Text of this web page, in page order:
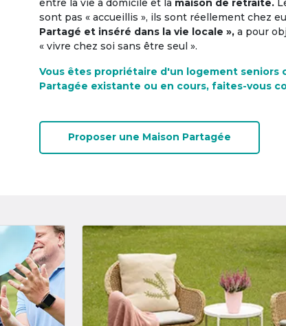
entre la vie à domicile et la maison de retraite.
sont pas « accueillis », ils sont réellement chez
Partagé et inséré dans la vie locale », a pour
« vivre chez soi sans être seul ».
Vous êtes propriétaire d'un logement seniors
Partagée existante ou en cours, faites-vous
Proposer une Maison Partagée